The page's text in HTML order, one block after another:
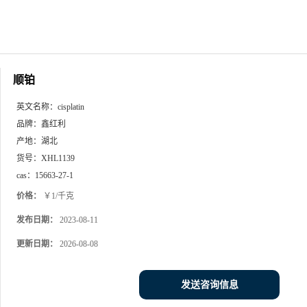
顺铂
英文名称： cisplatin
品牌： 鑫红利
产地： 湖北
货号： XHL1139
cas： 15663-27-1
价格： ￥1/千克
发布日期： 2023-08-11
更新日期： 2026-08-08
发送咨询信息